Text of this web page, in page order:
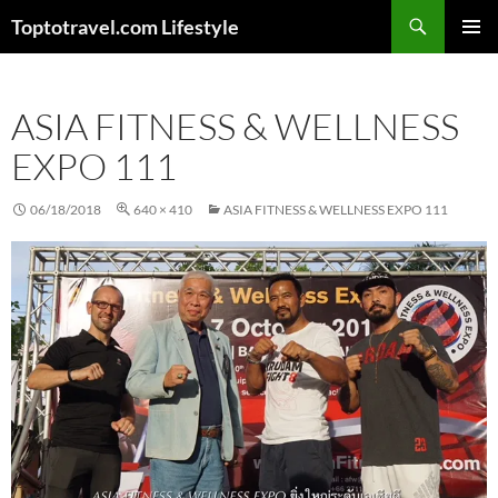
Toptotravel.com Lifestyle
ASIA FITNESS & WELLNESS
EXPO 111
06/18/2018 640 × 410 ASIA FITNESS & WELLNESS EXPO 111